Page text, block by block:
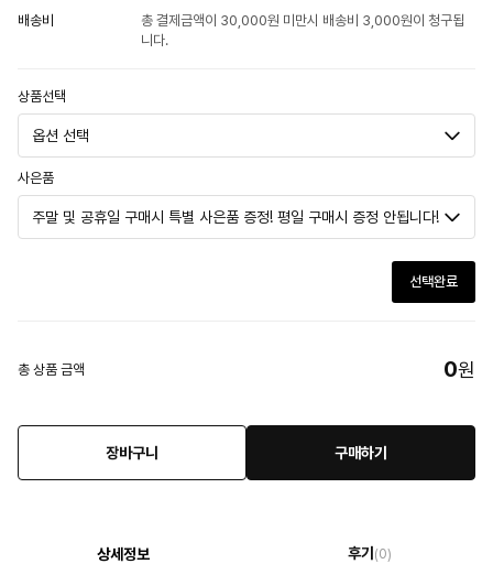
배송비
총 결제금액이 30,000원 미만시 배송비 3,000원이 청구됩
니다.
상품선택
사은품
선택완료
총 상품 금액 0원
장바구니 구매하기
상세정보 후기 (0)